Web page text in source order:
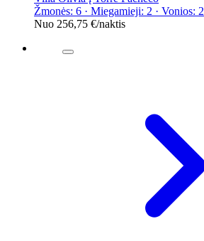
Žmonės: 6 · Miegamieji: 2 · Vonios: 2
Nuo 256,75 €/naktis